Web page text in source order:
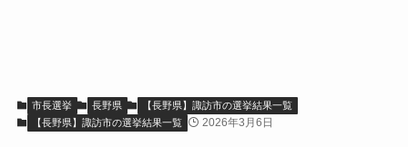
市長選挙 長野県
【長野県】諏訪市の選挙結果一覧
【長野県】諏訪市の選挙結果一覧
2026年3月6日